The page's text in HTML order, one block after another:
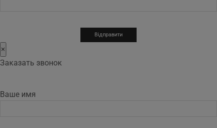
×
Заказать звонок
Ваше имя